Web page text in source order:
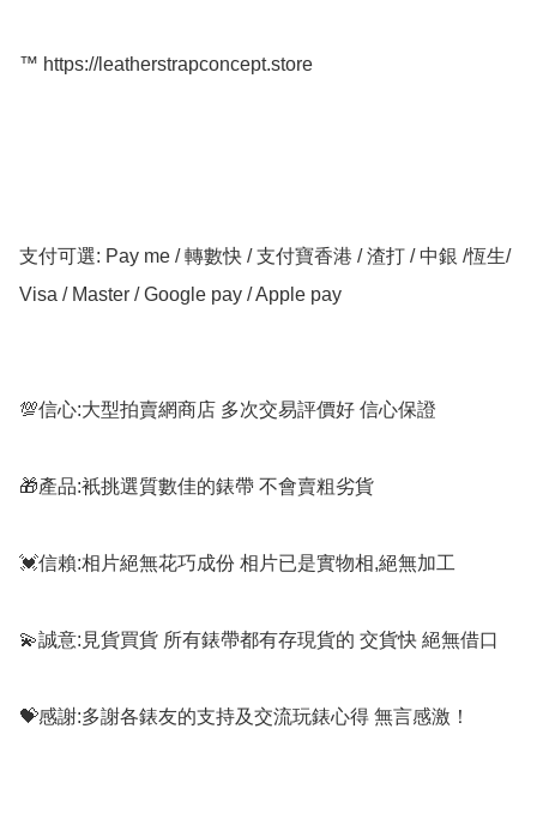
™️ https://leatherstrapconcept.store
支付可選: Pay me / 轉數快 / 支付寶香港 / 渣打 / 中銀 /恆生/
Visa / Master / Google pay / Apple pay
💯信心:大型拍賣網商店 多次交易評價好 信心保證
🎁產品:衹挑選質數佳的錶帶 不會賣粗劣貨
💓信賴:相片絕無花巧成份 相片已是實物相,絕無加工
💫誠意:見貨買貨 所有錶帶都有存現貨的 交貨快 絕無借口
💝感謝:多謝各錶友的支持及交流玩錶心得 無言感激！